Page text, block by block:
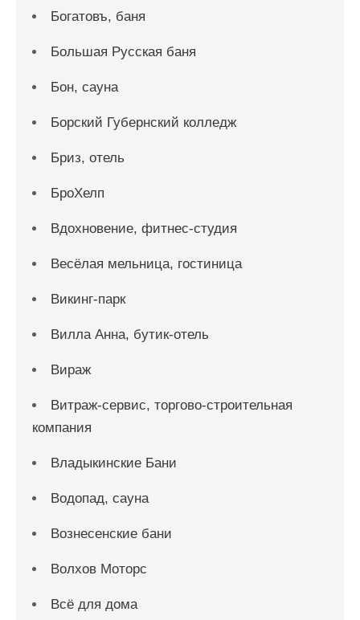
Богатовъ, баня
Большая Русская баня
Бон, сауна
Борский Губернский колледж
Бриз, отель
БроХелп
Вдохновение, фитнес-студия
Весёлая мельница, гостиница
Викинг-парк
Вилла Анна, бутик-отель
Вираж
Витраж-сервис, торгово-строительная
компания
Владыкинские Бани
Водопад, сауна
Вознесенские бани
Волхов Моторс
Всё для дома